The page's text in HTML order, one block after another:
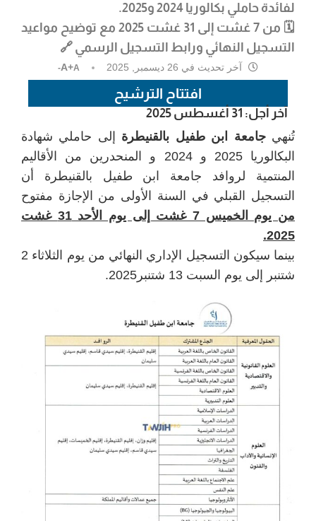
لفائدة حاملي بكالوريا 2024 و2025
.
🗓️ من 7 غشت إلى 31 غشت 2025 مع توضيح مواعيد
التسجيل النهائي ورابط التسجيل الرسمي 🔗
آخر تحديث في A+A-
افتتاح الترشيح
آخر أجل: 31 أغسطس 2025
تُنهيجامعة ابن طفيل بالقنيطرة إلى حاملي شهادة
البكالوريا 2025 و 2024 و المنحدرين من الأقاليم
المنتمية لروافد جامعة ابن طفيل بالقنيطرة أن
التسجيل القبلي في السنة الأولى من الإجازة مفتوح
من يوم الخميس 7 غشت إلى يوم الأحد 31 غشت
2025.
بينما سيكون التسجيل الإداري النهائي من يوم الثلاثاء 2
شتنبر إلى يوم السبت 13 شتنبر2025.